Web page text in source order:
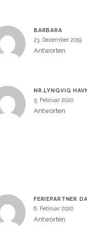
BARBARA
23. Dezember 2019
Antworten
NR.LYNGVIG
5. Februar 2020
Antworten
FERIEPARTNER
6. Februar 2020
Antworten